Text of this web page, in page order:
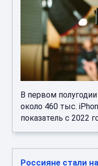
В первом
около 460 тыс.
показатель с 2022
Россияне стали